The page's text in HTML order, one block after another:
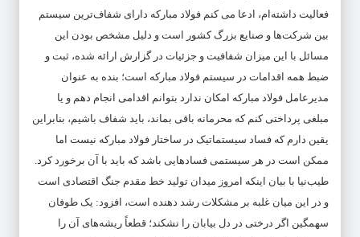
فعالیت داشته‌ام، ادعا می کنم فولاد مبارکه دارای شفاف‌ترین سیستم
بین شرکت‌ها و صنایع بزرگ کشور است و دلیل مشخص بودن این
مسائل با این میزان شفافیت و جزئیات در گزارش ارائه ‌شده، ثبت و
ضبط همه اقدامات در سیستم فولاد مبارکه است؛ بنده به عنوان
مدیرعامل فولاد مبارکه امکان ندارد بتوانم اقدامی انجام دهم و یا
مبلغی پرداختی کنم که محرمانه باقی بماند، باید شفاف باشیم، بنابراین
یقین دارم که فساد سیستماتیک در ساختار فولاد مبارکه نیست اما
ممکن است در هر سیستمی فسادهایی باشد که باید با آن برخورد کرد.
طیب‌نیا با بیان اینکه امروز میدان تولید خط مقدم جنگ اقتصادی است
و در این میان غلبه بر مشکلات رشد دهنده است، افزود: یک طوفان
سهمگین اگر درختی در دل بیابان را نشکند؛ قطعاً ریشه‌های آن را